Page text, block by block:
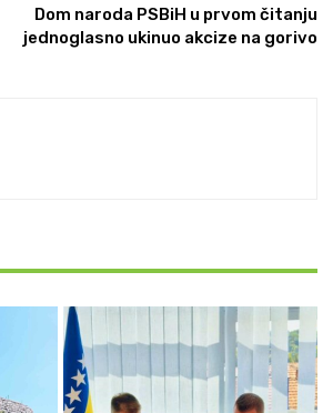
Dom naroda PSBiH u prvom čitanju
jednoglasno ukinuo akcize na gorivo